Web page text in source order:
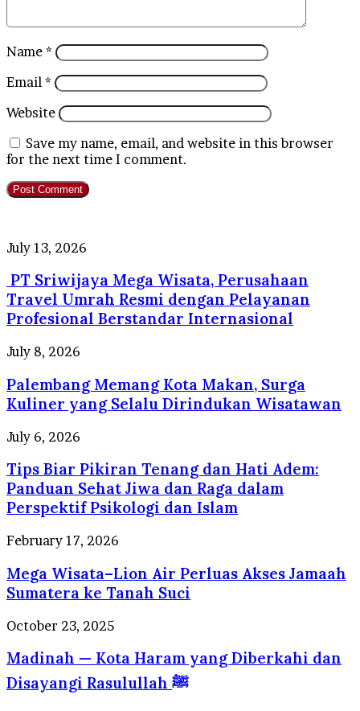
Name *
Email *
Website
Save my name, email, and website in this browser
for the next time I comment.
PT
Mega
Wisata,
Perusahaan
Travel
Umrah
Resmi
dengan
Pelayanan
Profesional
Internasional
July 13, 2026
PT Sriwijaya Mega Wisata, Perusahaan
Travel Umrah Resmi dengan Pelayanan
Profesional Berstandar Internasional
Palembang
Kota
Makan,
Surga
Kuliner
yang
Selalu
Dirindukan
Wisatawan
July 8, 2026
Palembang Memang Kota Makan, Surga
Kuliner yang Selalu Dirindukan Wisatawan
Tips
Pikiran
Tenang
dan
Hati
Adem:
Panduan
Sehat
Jiwa
dan
dalam
Psikologi
dan
Islam
July 6, 2026
Tips Biar Pikiran Tenang dan Hati Adem:
Panduan Sehat Jiwa dan Raga dalam
Perspektif Psikologi dan Islam
Mega
Lion
Air
Perluas
Akses
Sumatera
ke
Tanah
February 17, 2026
Mega Wisata–Lion Air Perluas Akses Jamaah
Sumatera ke Tanah Suci
Madinah
Kota
Haram
yang
October 23, 2025
Madinah — Kota Haram yang Diberkahi dan
Disayangi Rasulullah ﷺ